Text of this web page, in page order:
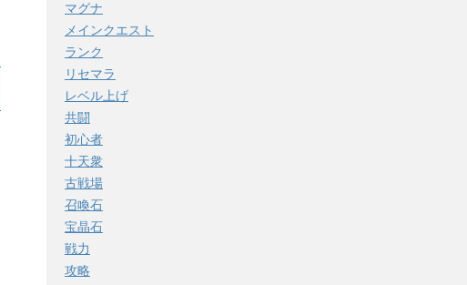
マグナ
メインクエスト
ランク
リセマラ
レベル上げ
共闘
初心者
十天衆
古戦場
召喚石
宝晶石
戦力
攻略